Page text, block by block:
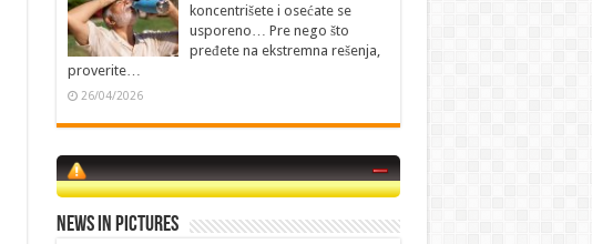
koncentrišete i osećate se
usporeno… Pre nego što
pređete na ekstremna rešenja,
proverite…
26/04/2026
News in Pictures